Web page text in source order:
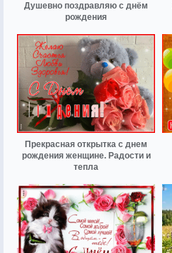
Душевно поздравляю с днём
рождения
Прекрасная открытка с днем
рождения женщине. Радости и
тепла